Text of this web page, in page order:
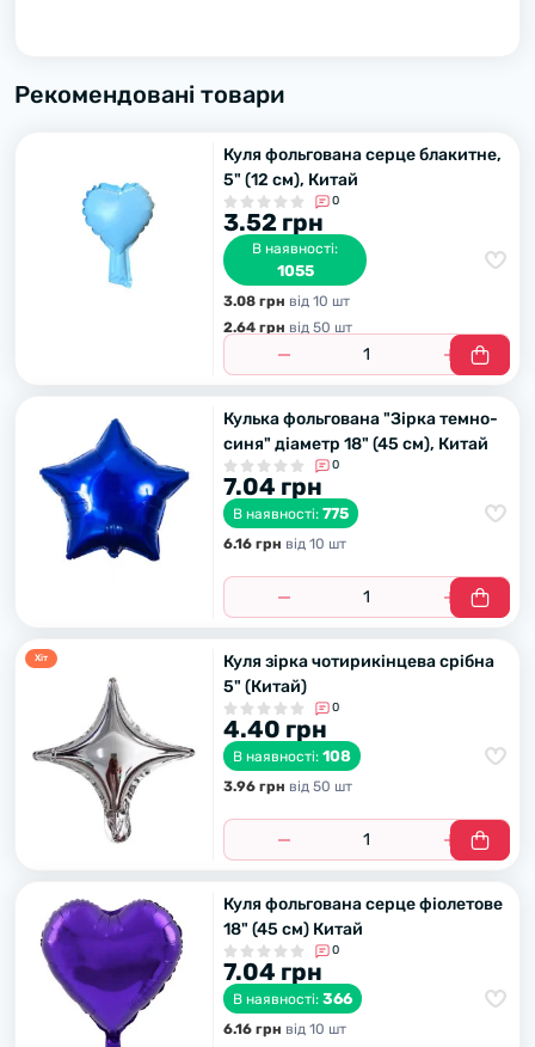
Рекомендовані товари
Куля фольгована серце блакитне,
5" (12 см), Китай
0
3.52 грн
В наявності:
1055
3.08 грн вiд 10 шт
2.64 грн вiд 50 шт
Кулька фольгована "Зірка темно-
синя" діаметр 18" (45 см), Китай
0
7.04 грн
В наявності: 775
6.16 грн вiд 10 шт
Хiт
Куля зірка чотирикінцева срібна
5" (Китай)
0
4.40 грн
В наявності: 108
3.96 грн вiд 50 шт
Куля фольгована серце фіолетове
18" (45 см) Китай
0
7.04 грн
В наявності: 366
6.16 грн вiд 10 шт